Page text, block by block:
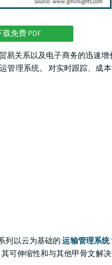
载免费 PDF
易关系以及电子商务的迅速
管理系统。 对实时跟踪、成
列以云为基础的运输管理系统
可伸缩性和与其他甲骨文解